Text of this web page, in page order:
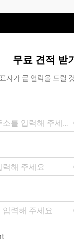
무료 견적 받
자가 곧 연락을 드릴